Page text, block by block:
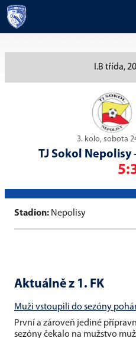
I.B třída,
3. kolo, sobota
TJ Sokol Nepolisy
Stadion: Nepolisy
Aktuálně z 1. FK
Muži vstoupili do sezóny
První a zároveň jediné
sezóny čekalo na mužstvo